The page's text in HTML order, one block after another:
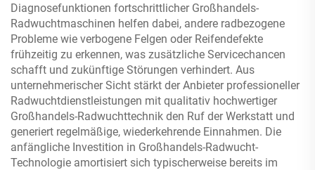
Diagnosefunktionen fortschrittlicher Großhandels-
Radwuchtmaschinen helfen dabei, andere radbezogene
Probleme wie verbogene Felgen oder Reifendefekte
frühzeitig zu erkennen, was zusätzliche Servicechancen
schafft und zukünftige Störungen verhindert. Aus
unternehmerischer Sicht stärkt der Anbieter professioneller
Radwuchtdienstleistungen mit qualitativ hochwertiger
Großhandels-Radwuchttechnik den Ruf der Werkstatt und
generiert regelmäßige, wiederkehrende Einnahmen. Die
anfängliche Investition in Großhandels-Radwucht-
Technologie amortisiert sich typischerweise bereits im